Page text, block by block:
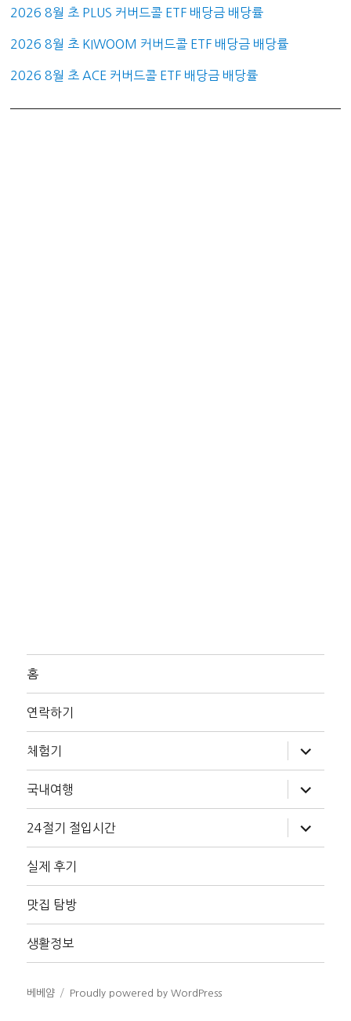
2026 8월 초 PLUS 커버드콜 ETF 배당금 배당률
2026 8월 초 KIWOOM 커버드콜 ETF 배당금 배당률
2026 8월 초 ACE 커버드콜 ETF 배당금 배당률
홈
연락하기
체험기
위
메
확
장
국내여행
위
메
확
장
24절기 절입시간
위
메
장
실제 후기
맛집 탐방
생활정보
베베얌 Proudly powered by WordPress